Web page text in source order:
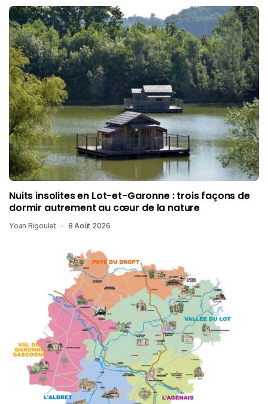
Nuits insolites en Lot-et-Garonne : trois façons de
dormir autrement au cœur de la nature
Yoan Rigoulet 8 Août 2026